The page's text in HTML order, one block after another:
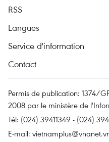
RSS
Langues
Service d'information
Contact
Permis de publication: 1374/
2008 par le ministère de
Tél: (024) 39411349 - (024)
E-mail: